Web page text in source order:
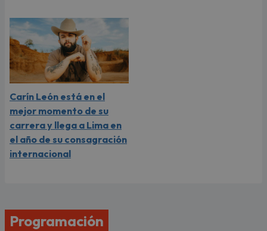
Carín León está en el
mejor momento de su
carrera y llega a Lima en
el año de su consagración
internacional
Programación